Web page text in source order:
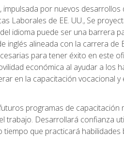
por nuevos desarrollos
Laborales de EE. UU., Se
idioma puede ser una barrera
inglés alineada con la carrera de
para tener éxito en este
económica al ayudar a los
en la capacitación vocacional y
programas de capacitación
trabajo. Desarrollará confianza
que practicará